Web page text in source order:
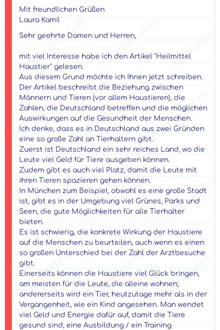
Mit freundlichen Grüßen
Laura Kamil
Sehr geehrte Damen und Herren,
mit viel Interesse habe ich den Artikel "Heilmittel
Haustier" gelesen.
Aus diesem Grund möchte ich Ihnen jetzt schreiben.
Der Artikel beschreibt die Beziehung zwischen
Männern und Tieren (vor allem Haustieren), die
Zahlen, die Deutschland betreffen und die möglichen
Auswirkungen auf die Gesundheit der Menschen.
Ich denke, dass es in Deutschland aus zwei Gründen
eine so große Zahl an Tierhaltern gibt.
Zuerst ist Deutschland ein sehr reiches Land, wo die
Leute viel Geld für Tiere ausgeben können.
Zudem gibt es auch viel Platz, damit die Leute mit
ihren Tieren spazieren gehen können.
In München zum Beispiel, obwohl es eine große Stadt
ist, gibt es in der Umgebung viel Grünes, Parks und
Seen, die gute Möglichkeiten für alle Tierhalter
bieten.
Es ist schwierig, die konkrete Wirkung der Haustiere
auf die Menschen zu beurteilen, auch wenn es einen
so großen Unterschied bei der Zahl der Arztbesuche
gibt.
Einerseits können die Haustiere viel Glück bringen,
am meisten für die Leute, die alleine wohnen;
andererseits wird ein Tier, heutzutage mehr als in der
Vergangenheit, wie ein Kind angesehen. Man wendet
viel Geld und Energie dafür auf, damit die Tiere
gesund sind, eine Ausbildung / ein Training